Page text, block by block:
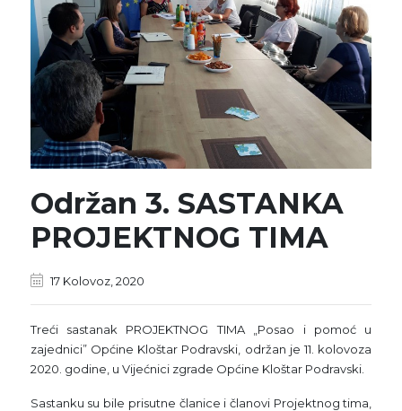
Održan 3. SASTANKA
PROJEKTNOG TIMA
17 Kolovoz, 2020
Treći sastanak PROJEKTNOG TIMA „Posao i pomoć u
zajednici” Općine Kloštar Podravski, održan je 11. kolovoza
2020. godine, u Vijećnici zgrade Općine Kloštar Podravski.
Sastanku su bile prisutne članice i članovi Projektnog tima,